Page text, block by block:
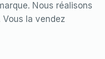
Nous réalisons
la vendez